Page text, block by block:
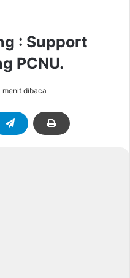
: Support
PCNU.
menit dibaca